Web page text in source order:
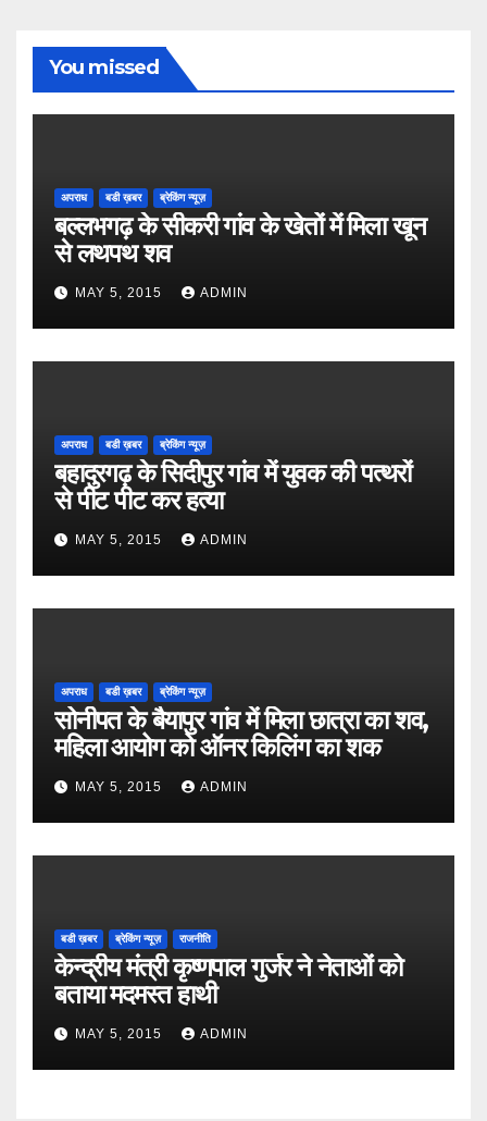
You missed
अपराध बडी ख़बर ब्रेकिंग न्यूज़
बल्लभगढ़ के सीकरी गांव के खेतों में मिला खून
से लथपथ शव
MAY 5, 2015 ADMIN
अपराध बडी ख़बर ब्रेकिंग न्यूज़
बहादुरगढ़ के सिदीपुर गांव में युवक की पत्थरों
से पीट पीट कर हत्या
MAY 5, 2015 ADMIN
अपराध बडी ख़बर ब्रेकिंग न्यूज़
सोनीपत के बैयापुर गांव में मिला छात्रा का शव,
महिला आयोग को ऑनर किलिंग का शक
MAY 5, 2015 ADMIN
बडी ख़बर ब्रेकिंग न्यूज़ राजनीति
केन्द्रीय मंत्री कृष्णपाल गुर्जर ने नेताओं को
बताया मदमस्त हाथी
MAY 5, 2015 ADMIN